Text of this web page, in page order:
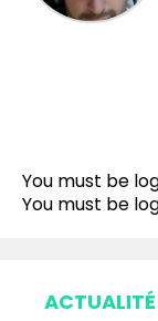
You must be
You must be
ACTUALITÉ